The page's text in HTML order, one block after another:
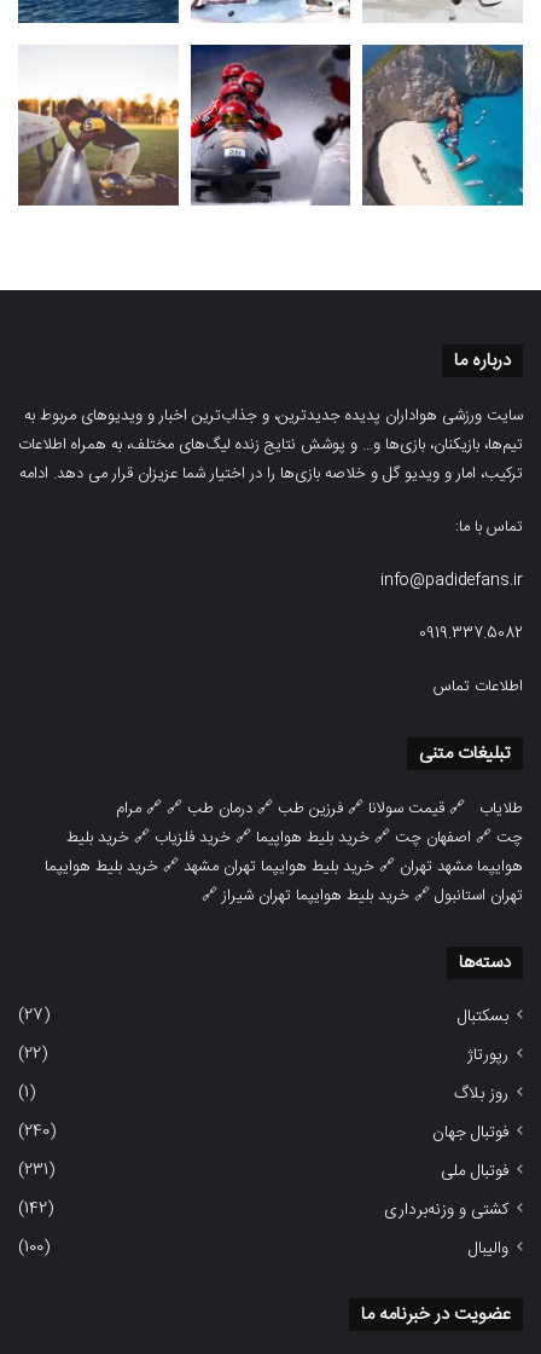
درباره ما
سایت ورزشی هواداران پدیده جدیدترین، و جذاب‌ترین اخبار و ویدیوهای مربوط به
تیم‌ها، بازیکنان، بازی‌ها و… و پوشش نتایج زنده لیگ‌های مختلف، به همراه اطلاعات
ترکیب، امار و ویدیو‌‌ گل‌ و خلاصه بازی‌ها را در اختیار شما عزیزان قرار می دهد. ادامه
تماس با ما:
info@padidefans.ir
0919.337.5082
اطلاعات تماس
تبلیغات متنی
طلایاب 🔗قیمت سولانا 🔗فرزین طب 🔗درمان طب 🔗 🔗مرام
چت 🔗 اصفهان چت 🔗خرید بلیط هواپیما 🔗خرید فلزیاب 🔗خرید بلیط
هوایپما مشهد تهران 🔗خرید بلیط هوایپما تهران مشهد🔗خرید بلیط هوایپما
تهران استانبول🔗خرید بلیط هوایپما تهران شیراز🔗
دسته‌ها
بسکتبال
(27)
رپورتاژ
(22)
روز بلاگ
(1)
فوتبال جهان
(240)
فوتبال ملی
(231)
کشتی و وزنه‌برداری
(142)
والیبال
(100)
عضویت در خبرنامه ما